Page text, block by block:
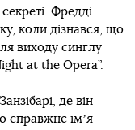
Фредді
коли дізнався, що
виходу синглу
at the Opera”.
де він
справжнє імʼя